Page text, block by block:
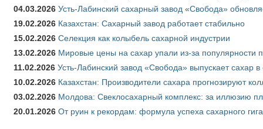
04.03.2026 Усть-Лабинский сахарный завод «Свобода»
19.02.2026 Казахстан: Сахарный завод работает стабильно
15.02.2026 Селекция как колыбель сахарной индустрии
13.02.2026 Мировые цены на сахар упали из-за популярности
11.02.2026 Усть-Лабинский завод «Свобода» выпускает сахар в
10.02.2026 Казахстан: Производители сахара прогнозируют
03.02.2026 Молдова: Свеклосахарный комплекс: за иллюзию
20.01.2026 От руин к рекордам: формула успеха сахарного